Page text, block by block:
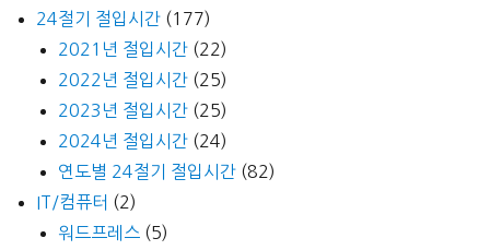
24절기 절입시간 (177)
2021년 절입시간 (22)
2022년 절입시간 (25)
2023년 절입시간 (25)
2024년 절입시간 (24)
연도별 24절기 절입시간 (82)
IT/컴퓨터 (2)
워드프레스 (5)